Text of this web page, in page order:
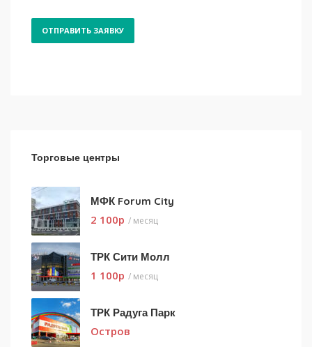
Торговые центры
МФК Forum City
2 100p / месяц
ТРК Сити Молл
1 100p / месяц
ТРК Радуга Парк
Остров